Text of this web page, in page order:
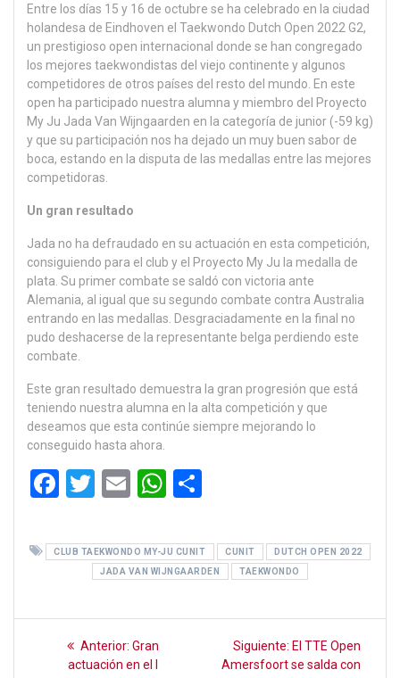
Entre los días 15 y 16 de octubre se ha celebrado en la ciudad
holandesa de Eindhoven el Taekwondo Dutch Open 2022 G2,
un prestigioso open internacional donde se han congregado
los mejores taekwondistas del viejo continente y algunos
competidores de otros países del resto del mundo. En este
open ha participado nuestra alumna y miembro del Proyecto
My Ju Jada Van Wijngaarden en la categoría de junior (-59 kg)
y que su participación nos ha dejado un muy buen sabor de
boca, estando en la disputa de las medallas entre las mejores
competidoras.
Un gran resultado
Jada no ha defraudado en su actuación en esta competición,
consiguiendo para el club y el Proyecto My Ju la medalla de
plata. Su primer combate se saldó con victoria ante
Alemania, al igual que su segundo combate contra Australia
entrando en las medallas. Desgraciadamente en la final no
pudo deshacerse de la representante belga perdiendo este
combate.
Este gran resultado demuestra la gran progresión que está
teniendo nuestra alumna en la alta competición y que
deseamos que esta continúe siempre mejorando lo
conseguido hasta ahora.
F
ce
b
o
k
T
tt
er
E
ail
W
at
s
p
m
p
tir
CLUB TAEKWONDO MY-JU CUNIT CUNIT
DUTCH OPEN 2022
JADA VAN WIJNGAARDEN
TAEKWONDO
Navegación
Anterior: Entrada
anterior:
Gran
actuación en el I
Siguiente: Siguiente
entrada:
El TTE Open
Amersfoort se salda con